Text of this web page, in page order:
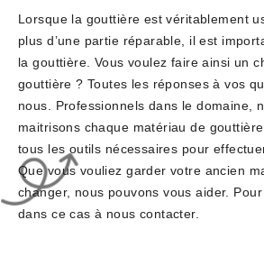
Lorsque la gouttière est véritablement
plus d’une partie réparable, il est
la gouttière. Vous voulez faire ainsi un
gouttière ? Toutes les réponses à vos
nous. Professionnels dans le domaine,
maitrisons chaque matériau de
tous les outils nécessaires pour
Que vous vouliez garder votre ancien
changer, nous pouvons vous aider.
dans ce cas à nous contacter.